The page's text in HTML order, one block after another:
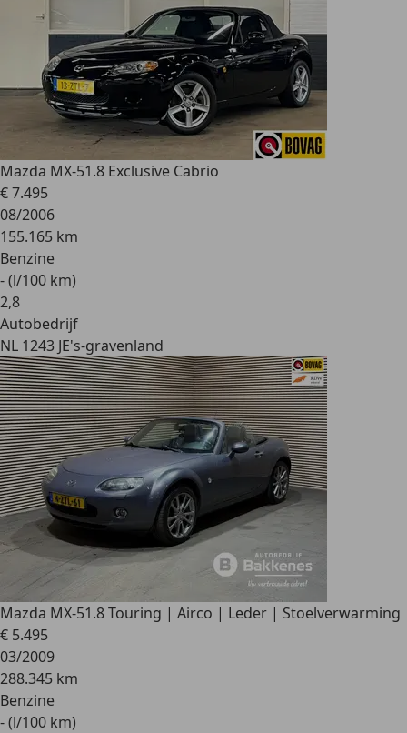
Mazda MX-51.8 Exclusive Cabrio
€ 7.495
08/2006
155.165 km
Benzine
- (l/100 km)
2,8
Autobedrijf
NL 1243 JE's-gravenland
Mazda MX-51.8 Touring | Airco | Leder | Stoelverwarming
€ 5.495
03/2009
288.345 km
Benzine
- (l/100 km)